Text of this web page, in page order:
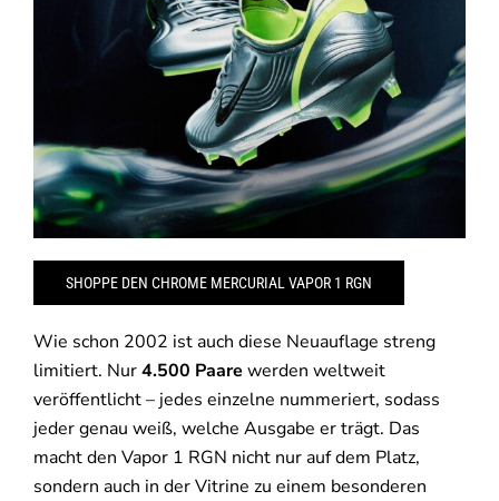
SHOPPE DEN CHROME MERCURIAL VAPOR 1 RGN
Wie schon 2002 ist auch diese Neuauflage streng
limitiert. Nur4.500 Paare werden weltweit
veröffentlicht – jedes einzelne nummeriert, sodass
jeder genau weiß, welche Ausgabe er trägt. Das
macht den Vapor 1 RGN nicht nur auf dem Platz,
sondern auch in der Vitrine zu einem besonderen